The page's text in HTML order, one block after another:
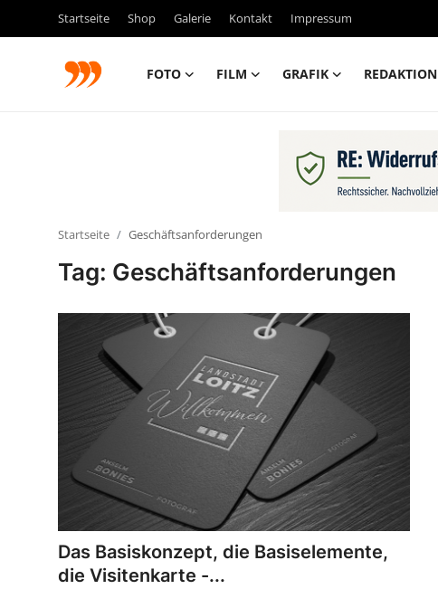
Startseite Shop Galerie Kontakt Impressum
FOTO FILM GRAFIK REDAKTION
Vorproduktion
Startseite Geschäftsanforderungen
Tag: Geschäftsanforderungen
Das Basiskonzept, die Basiselemente,
die Visitenkarte -...